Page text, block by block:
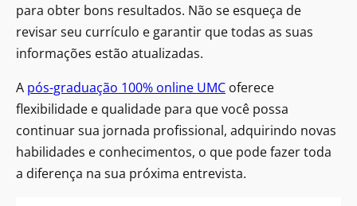
para obter bons resultados. Não se esqueça de
revisar seu currículo e garantir que todas as suas
informações estão atualizadas.
A pós-graduação 100% online UMC oferece
flexibilidade e qualidade para que você possa
continuar sua jornada profissional, adquirindo novas
habilidades e conhecimentos, o que pode fazer toda
a diferença na sua próxima entrevista.